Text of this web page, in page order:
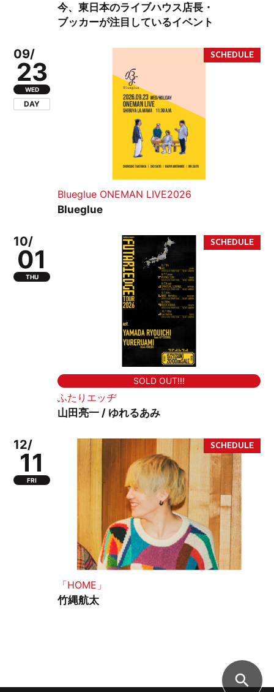
今、東日本のライブハウス店長・
ブッカーが注目しているイベント
09/
23
WED
DAY
Blueglue ONEMAN LIVE2026
Blueglue
10/
01
THU
SOLD OUT!!!
ふたりエッヂ
山田亮一 / ゆれるあみ
12/
11
FRI
「HOME」
竹縄航太
search